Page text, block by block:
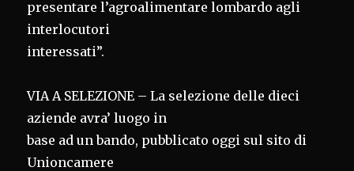
presentare l’agroalimentare lombardo agli
interlocutori
interessati”.
VIA A SELEZIONE – La selezione delle dieci
aziende avra’ luogo in
base ad un bando, pubblicato oggi sul sito di
Unioncamere